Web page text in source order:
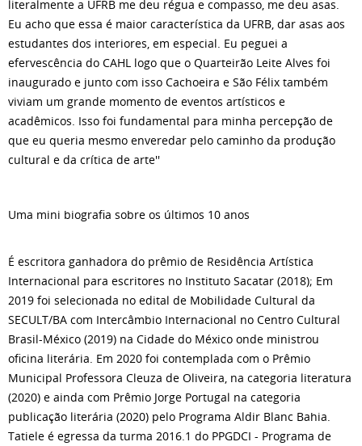
literalmente a UFRB me deu régua e compasso, me deu asas.
Eu acho que essa é maior característica da UFRB, dar asas aos
estudantes dos interiores, em especial. Eu peguei a
efervescência do CAHL logo que o Quarteirão Leite Alves foi
inaugurado e junto com isso Cachoeira e São Félix também
viviam um grande momento de eventos artísticos e
acadêmicos. Isso foi fundamental para minha percepção de
que eu queria mesmo enveredar pelo caminho da produção
cultural e da crítica de arte''
Uma mini biografia sobre os últimos 10 anos
É escritora ganhadora do prêmio de Residência Artística
Internacional para escritores no Instituto Sacatar (2018); Em
2019 foi selecionada no edital de Mobilidade Cultural da
SECULT/BA com Intercâmbio Internacional no Centro Cultural
Brasil-México (2019) na Cidade do México onde ministrou
oficina literária. Em 2020 foi contemplada com o Prêmio
Municipal Professora Cleuza de Oliveira, na categoria literatura
(2020) e ainda com Prêmio Jorge Portugal na categoria
publicação literária (2020) pelo Programa Aldir Blanc Bahia.
Tatiele é egressa da turma 2016.1 do PPGDCI - Programa de